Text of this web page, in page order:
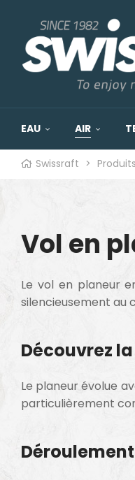
EAU AIR
Swissraft > Produits
Vol en
Le vol en planeur
silencieusement au
Découvrez
Le planeur évolue
particulièrement